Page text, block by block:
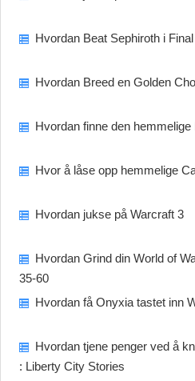
Hvordan Beat Sephiroth i
Hvordan Breed en Golden
Hvordan finne den
Hvor å låse opp hemmelige
Hvordan jukse på Warcraft 3
Hvordan Grind din World of
35-60
Hvordan få Onyxia tastet inn
Hvordan tjene penger ved å
: Liberty City Stories